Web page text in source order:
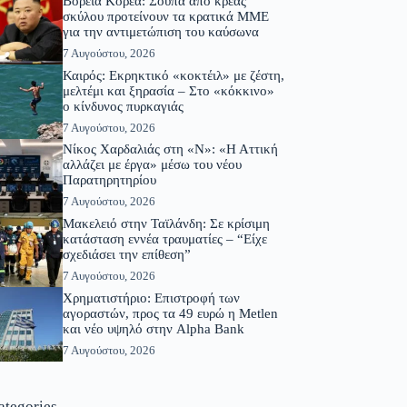
σκύλου προτείνουν τα κρατικά ΜΜΕ
για την αντιμετώπιση του καύσωνα
7 Αυγούστου, 2026
Καιρός: Εκρηκτικό «κοκτέιλ» με ζέστη,
μελτέμι και ξηρασία – Στο «κόκκινο»
ο κίνδυνος πυρκαγιάς
7 Αυγούστου, 2026
Νίκος Χαρδαλιάς στη «Ν»: «Η Αττική
αλλάζει με έργα» μέσω του νέου
Παρατηρητηρίου
7 Αυγούστου, 2026
Μακελειό στην Ταϊλάνδη: Σε κρίσιμη
κατάσταση εννέα τραυματίες – “Είχε
σχεδιάσει την επίθεση”
7 Αυγούστου, 2026
Χρηματιστήριο: Επιστροφή των
αγοραστών, προς τα 49 ευρώ η Metlen
και νέο υψηλό στην Alpha Bank
7 Αυγούστου, 2026